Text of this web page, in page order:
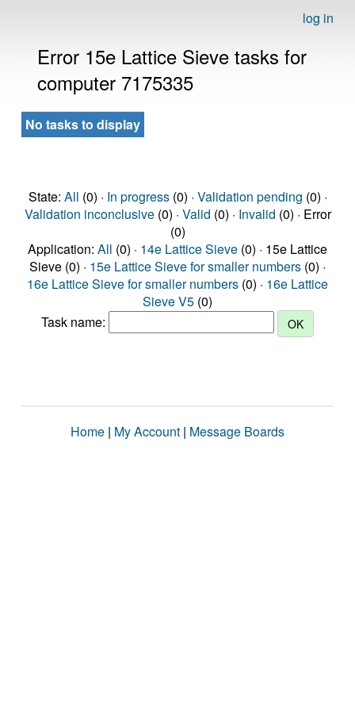
log in
Error 15e Lattice Sieve tasks for
computer 7175335
No tasks to display
State: All (0) · In progress(0) · Validation pending (0) ·
Validation inconclusive(0) · Valid (0) · Invalid (0) · Error
(0)
Application: All (0) · 14e Lattice Sieve (0) · 15e Lattice
Sieve (0) · 15e Lattice Sieve for smaller numbers (0) ·
16e Lattice Sieve for smaller numbers (0) · 16e Lattice
Sieve V5 (0)
Task name:
Home | My Account | Message Boards